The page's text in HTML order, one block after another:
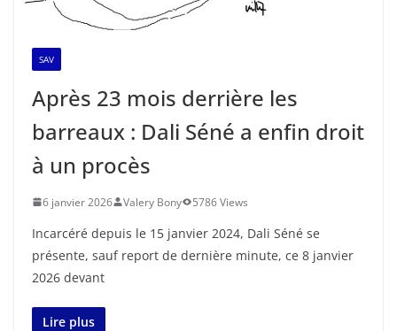
SAV
Après 23 mois derrière les
barreaux : Dali Séné a enfin droit
à un procès
6 janvier 2026 Valery Bony 5786 Views
Incarcéré depuis le 15 janvier 2024, Dali Séné se
présente, sauf report de dernière minute, ce 8 janvier
2026 devant
Lire plus